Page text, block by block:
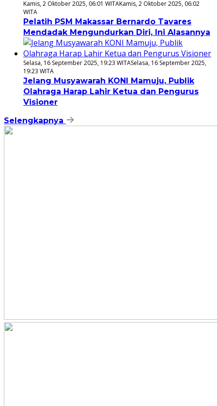
Kamis, 2 Oktober 2025, 06:01 WITAKamis, 2 Oktober 2025, 06:02
WITA
Pelatih PSM Makassar Bernardo Tavares
Mendadak Mengundurkan Diri, Ini Alasannya
Selasa, 16 September 2025, 19:23 WITASelasa, 16 September 2025,
19:23 WITA
Jelang Musyawarah KONI Mamuju, Publik
Olahraga Harap Lahir Ketua dan Pengurus
Visioner
Selengkapnya